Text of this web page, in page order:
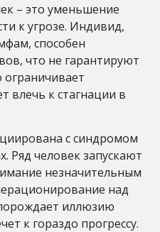
– это уменьшение
к угрозе. Индивид,
способен
что не гарантируют
ограничивает
влечь к стагнации в
с синдромом
Ряд человек запускают
незначительным
над
иллюзию
к гораздо прогрессу.